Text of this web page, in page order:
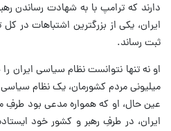
دارند که ترامپ با به شهادت رساندن
ایران، یکی از بزرگترین اشتباهات در
ثبت رساند.
او نه تنها نتوانست نظام سیاسی ایران
میلیونی مردم کشورمان، یک نظام
عین حال، او که همواره مدعی بود طرفِ
ایران، در طرفِ رهبر و کشور خود